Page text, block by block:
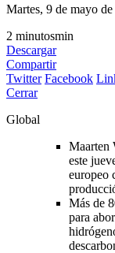
Martes, 9 de mayo
2 minutosmin
Descargar
Compartir
Twitter Facebook
Cerrar
Global
Maarten
este
europeo
Más de
para